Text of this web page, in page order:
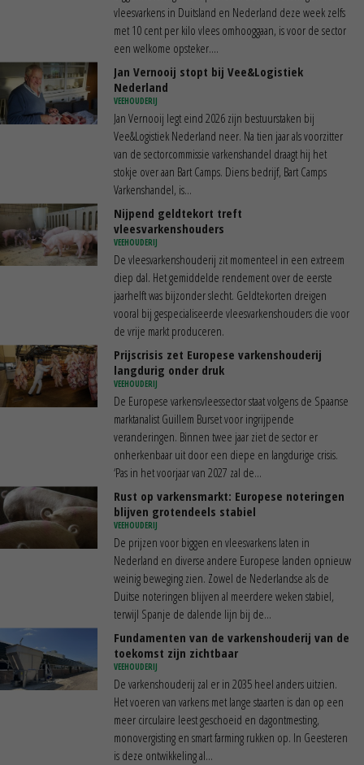
vleesvarkens in Duitsland en Nederland deze week zelfs
met 10 cent per kilo vlees omhooggaan, is voor de sector
een welkome opsteker....
Jan Vernooij stopt bij Vee&Logistiek
Nederland
VEEHOUDERIJ
Jan Vernooij legt eind 2026 zijn bestuurstaken bij
Vee&Logistiek Nederland neer. Na tien jaar als voorzitter
van de sectorcommissie varkenshandel draagt hij het
stokje over aan Bart Camps. Diens bedrijf, Bart Camps
Varkenshandel, is...
Nijpend geldtekort treft
vleesvarkenshouders
VEEHOUDERIJ
De vleesvarkenshouderij zit momenteel in een extreem
diep dal. Het gemiddelde rendement over de eerste
jaarhelft was bijzonder slecht. Geldtekorten dreigen
vooral bij gespecialiseerde vleesvarkenshouders die voor
de vrije markt produceren.
Prijscrisis zet Europese varkenshouderij
langdurig onder druk
VEEHOUDERIJ
De Europese varkensvleessector staat volgens de Spaanse
marktanalist Guillem Burset voor ingrijpende
veranderingen. Binnen twee jaar ziet de sector er
onherkenbaar uit door een diepe en langdurige crisis.
‘Pas in het voorjaar van 2027 zal de...
Rust op varkensmarkt: Europese noteringen
blijven grotendeels stabiel
VEEHOUDERIJ
De prijzen voor biggen en vleesvarkens laten in
Nederland en diverse andere Europese landen opnieuw
weinig beweging zien. Zowel de Nederlandse als de
Duitse noteringen blijven al meerdere weken stabiel,
terwijl Spanje de dalende lijn bij de...
Fundamenten van de varkenshouderij van de
toekomst zijn zichtbaar
VEEHOUDERIJ
De varkenshouderij zal er in 2035 heel anders uitzien.
Het voeren van varkens met lange staarten is dan op een
meer circulaire leest geschoeid en dagontmesting,
monovergisting en smart farming rukken op. In Geesteren
is deze ontwikkeling al...